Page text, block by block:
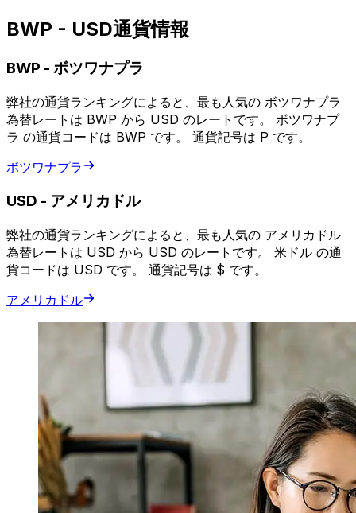
BWP - USD通貨情報
BWP - ボツワナプラ
弊社の通貨ランキングによると、最も人気の ボツワナプラ
為替レートは BWP から USD のレートです。 ボツワナプ
ラ の通貨コードは BWP です。 通貨記号は P です。
ボツワナプラ
USD - アメリカドル
弊社の通貨ランキングによると、最も人気の アメリカドル
為替レートは USD から USD のレートです。 米ドル の通
貨コードは USD です。 通貨記号は $ です。
アメリカドル